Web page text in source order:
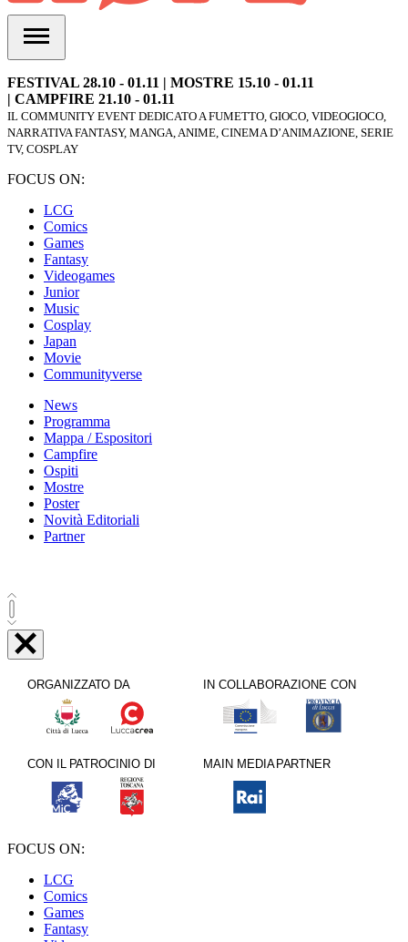
FESTIVAL 28.10 - 01.11 | MOSTRE 15.10 - 01.11
| CAMPFIRE 21.10 - 01.11
IL COMMUNITY EVENT DEDICATO A FUMETTO, GIOCO, VIDEOGIOCO,
NARRATIVA FANTASY, MANGA, ANIME, CINEMA D’ANIMAZIONE, SERIE
TV, COSPLAY
FOCUS ON:
LCG
Comics
Games
Fantasy
Videogames
Junior
Music
Cosplay
Japan
Movie
Communityverse
News
Programma
Mappa / Espositori
Campfire
Ospiti
Mostre
Poster
Novità Editoriali
Partner
FOCUS ON:
LCG
Comics
Games
Fantasy